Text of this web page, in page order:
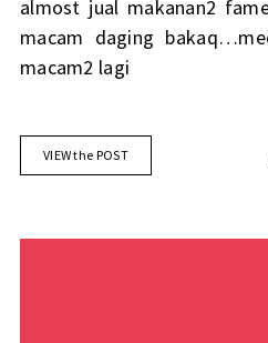
almost jual makanan2
macam daging
macam2 lagi
VIEW the POST